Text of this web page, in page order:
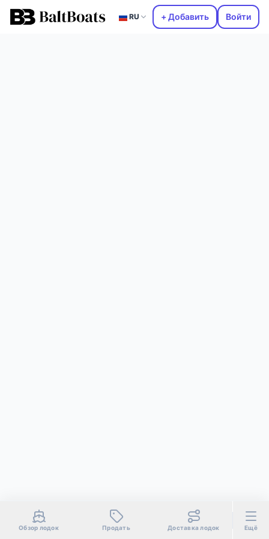
RU + Добавить Войти
Обзор лодок Продать Доставка лодок Ещё